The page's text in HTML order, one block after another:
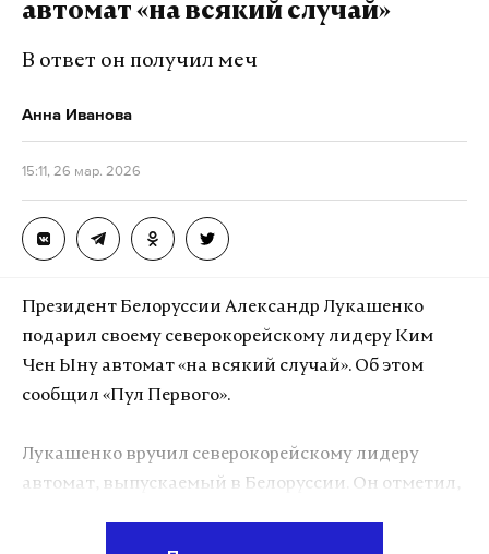
автомат «на всякий случай»
В ответ он получил меч
Анна Иванова
15:11, 26 мар. 2026
Президент Белоруссии Александр Лукашенко
подарил своему северокорейскому лидеру Ким
Чен Ыну автомат «на всякий случай». Об этом
сообщил «Пул Первого».
Лукашенко вручил северокорейскому лидеру
автомат, выпускаемый в Белоруссии. Он отметил,